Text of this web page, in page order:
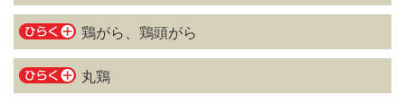
唐揚げや串物に最適
鶏がら、鶏頭がら
丸鶏